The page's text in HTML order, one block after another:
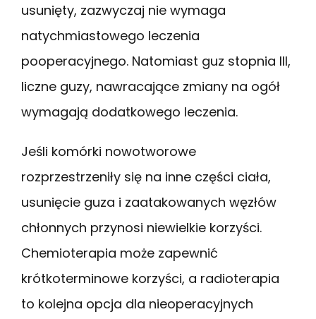
usunięty, zazwyczaj nie wymaga
natychmiastowego leczenia
pooperacyjnego. Natomiast guz stopnia III,
liczne guzy, nawracające zmiany na ogół
wymagają dodatkowego leczenia.
Jeśli komórki nowotworowe
rozprzestrzeniły się na inne części ciała,
usunięcie guza i zaatakowanych węzłów
chłonnych przynosi niewielkie korzyści.
Chemioterapia może zapewnić
krótkoterminowe korzyści, a radioterapia
to kolejna opcja dla nieoperacyjnych